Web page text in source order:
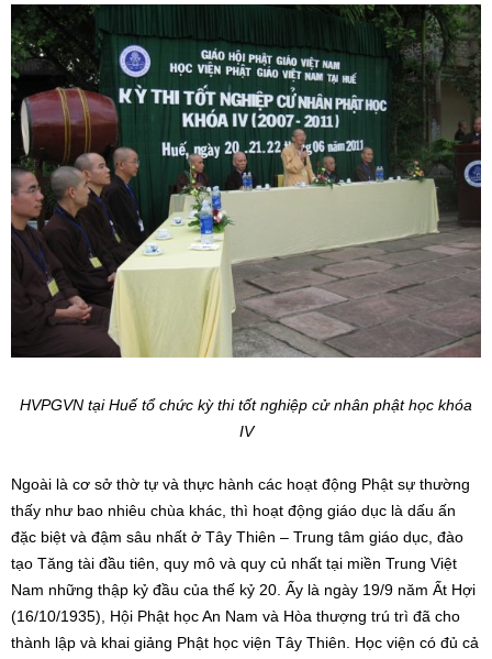
HVPGVN tại Huế tổ chức kỳ thi tốt nghiệp cử nhân phật học khóa
IV
Ngoài là cơ sở thờ tự và thực hành các hoạt động Phật sự thường
thấy như bao nhiêu chùa khác, thì hoạt động giáo dục là dấu ấn
đặc biệt và đậm sâu nhất ở Tây Thiên – Trung tâm giáo dục, đào
tạo Tăng tài đầu tiên, quy mô và quy củ nhất tại miền Trung Việt
Nam những thập kỷ đầu của thế kỷ 20. Ấy là ngày 19/9 năm Ất Hợi
(16/10/1935), Hội Phật học An Nam và Hòa thượng trú trì đã cho
thành lập và khai giảng Phật học viện Tây Thiên. Học viện có đủ cả